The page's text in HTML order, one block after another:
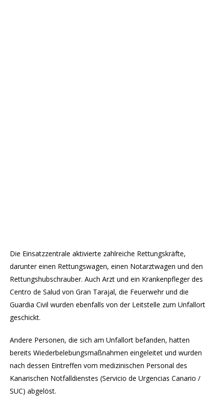
Die Einsatzzentrale aktivierte zahlreiche Rettungskräfte,
darunter einen Rettungswagen, einen Notarztwagen und den
Rettungshubschrauber. Auch Arzt und ein Krankenpfleger des
Centro de Salud von Gran Tarajal, die Feuerwehr und die
Guardia Civil wurden ebenfalls von der Leitstelle zum Unfallort
geschickt.
Andere Personen, die sich am Unfallort befanden, hatten
bereits Wiederbelebungsmaßnahmen eingeleitet und wurden
nach dessen Eintreffen vom medizinischen Personal des
Kanarischen Notfalldienstes (Servicio de Urgencias Canario /
SUC) abgelöst.